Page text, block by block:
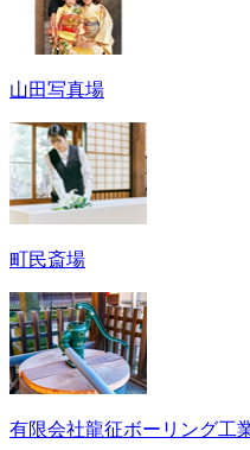
山田写真場
町民斎場
有限会社龍征ボーリング工